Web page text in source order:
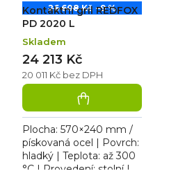
26 608 Kč –9 %
Kontaktní gril REDFOX
PD 2020 L
Skladem
20 011 Kč bez DPH
24 213 Kč
Plocha: 570×240 mm /
pískovaná ocel | Povrch:
hladký | Teplota: až 300
°C | Provedení: stolní |